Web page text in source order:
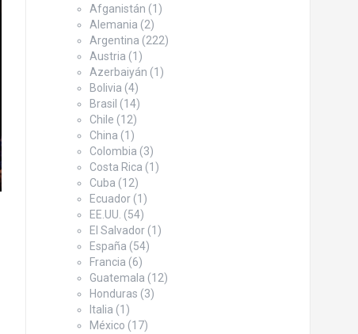
Afganistán (1)
Alemania (2)
Argentina (222)
Austria (1)
Azerbaiyán (1)
Bolivia (4)
Brasil (14)
Chile (12)
China (1)
Colombia (3)
Costa Rica (1)
Cuba (12)
Ecuador(1)
EE.UU. (54)
El Salvador(1)
España (54)
Francia (6)
Guatemala (12)
Honduras (3)
Italia (1)
México (17)